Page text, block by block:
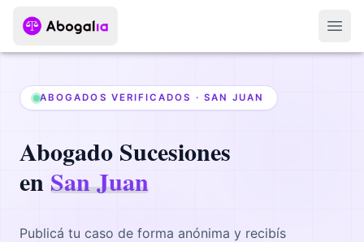
ABOGADOS VERIFICADOS · SAN JUAN
Abogado Sucesiones
enSan Juan
Publicá tu caso de forma anónima y recibís